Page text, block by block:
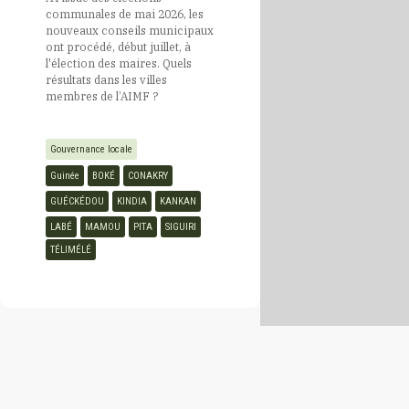
Cap Vert
Comores
Congo
communales de mai 2026, les
nouveaux conseils municipaux
ont procédé, début juillet, à
l'élection des maires. Quels
résultats dans les villes
membres de l’AIMF ?
Gouvernance locale
Guinée BOKÉ CONAKRY
GUÉCKÉDOU KINDIA KANKAN
LABÉ MAMOU PITA
SIGUIRI
TÉLIMÉLÉ